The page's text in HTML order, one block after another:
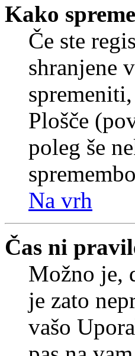
Kako
Če ste
shranjene
Plošče
poleg še
Na vrh
Čas ni
Možno je,
je zato
vašo